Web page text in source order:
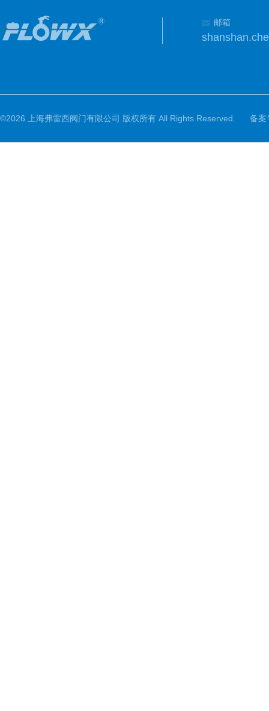
邮箱
©2026 上海弗雷西阀门有限公司 版权所有 All Rights Reserved. 备案